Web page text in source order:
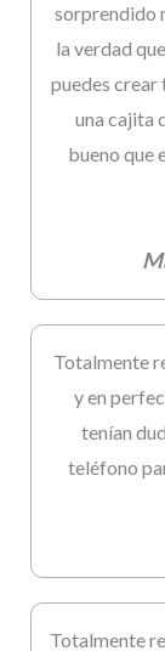
sorprendido
la verdad
puedes crear
una cajita
bueno que
Totalmente
y en
tenían
teléfono
Totalmente